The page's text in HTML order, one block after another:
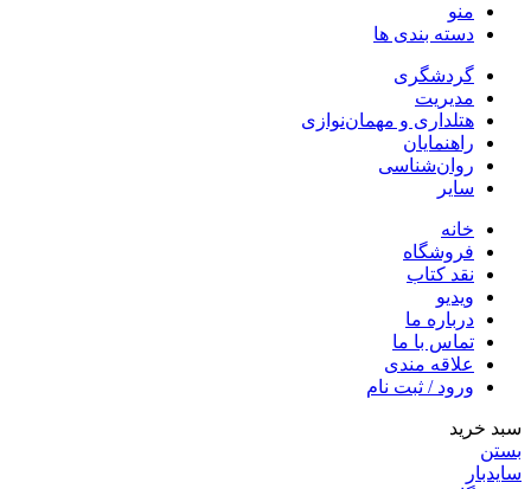
منو
دسته بندی ها
گردشگری
مدیریت
هتلداری و مهمان‌نوازی
راهنمایان
روان‌شناسی
سایر
خانه
فروشگاه
نقد کتاب
ویدیو
درباره‌ ما
تماس با ما
علاقه مندی
ورود / ثبت نام
سبد خرید
بستن
سایدبار